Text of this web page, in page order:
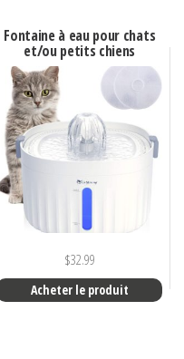
Fontaine à eau pour chats
et/ou petits chiens
$32.99
Acheter le produit